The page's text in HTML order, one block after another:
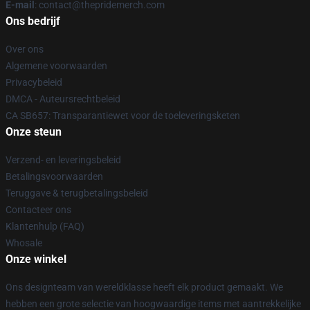
E-mail : contact@thepridemerch.com
Ons bedrijf
Over ons
Algemene voorwaarden
Privacybeleid
DMCA - Auteursrechtbeleid
CA SB657: Transparantiewet voor de toeleveringsketen
Onze steun
Verzend- en leveringsbeleid
Betalingsvoorwaarden
Teruggave & terugbetalingsbeleid
Contacteer ons
Klantenhulp (FAQ)
Whosale
Onze winkel
Ons designteam van wereldklasse heeft elk product gemaakt. We
hebben een grote selectie van hoogwaardige items met aantrekkelijke